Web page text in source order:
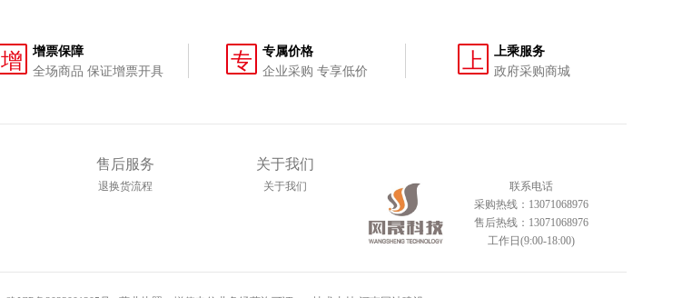
增
增票保障
全场商品 保证增票开具
专
专属价格
企业采购 专享低价
上
上乘服务
政府采购商城
售后服务
退换货流程
关于我们
关于我们
联系电话
采购热线：13071068976
售后热线：13071068976
工作日(9:00-18:00)